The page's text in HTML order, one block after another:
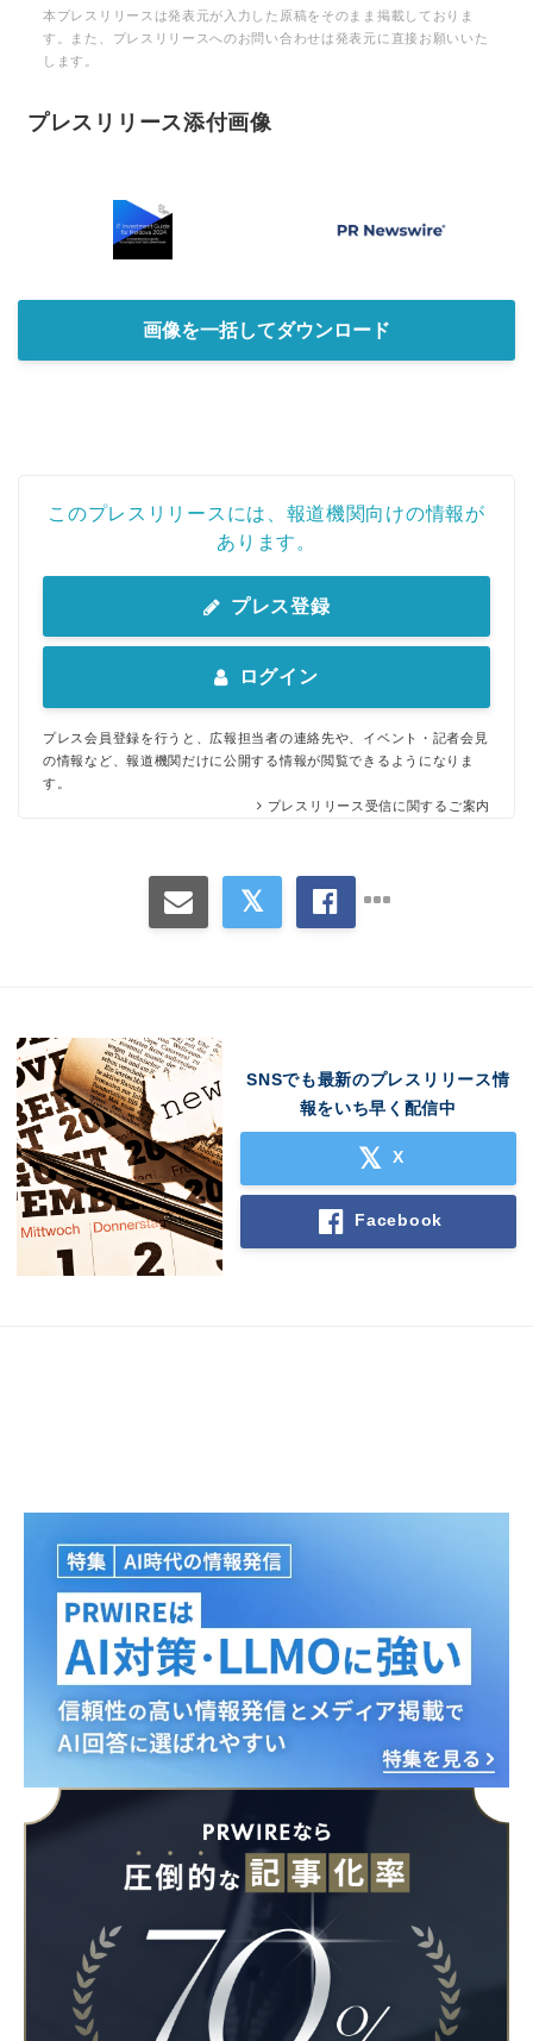
本プレスリリースは発表元が入力した原稿をそのまま掲載しておりま
す。また、プレスリリースへのお問い合わせは発表元に直接お願いいた
します。
プレスリリース添付画像
画像を一括してダウンロード
このプレスリリースには、報道機関向けの情報が
あります。
プレス登録
ログイン
プレス会員登録を行うと、広報担当者の連絡先や、イベント・記者会見
の情報など、報道機関だけに公開する情報が閲覧できるようになりま
す。
プレスリリース受信に関するご案内
SNSでも最新のプレスリリース情
報をいち早く配信中
X
Facebook
Japanese
English